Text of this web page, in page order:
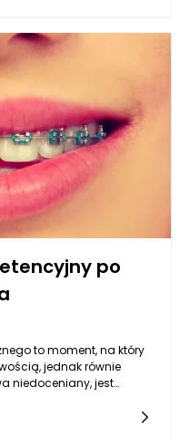
a także ich dodatkowe
przestrzeń i
komfortu dla
po
to moment, na który
jednak równie
niedoceniany, jest